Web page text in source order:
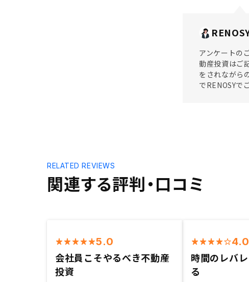
アンケートの
動産投資はご
をされながら
でRENOSYで
関連する評判・口コミ
RELATED REVIEWS
5.0
会社員こそやるべき不動産
投資
4.0
時間のレバ
る